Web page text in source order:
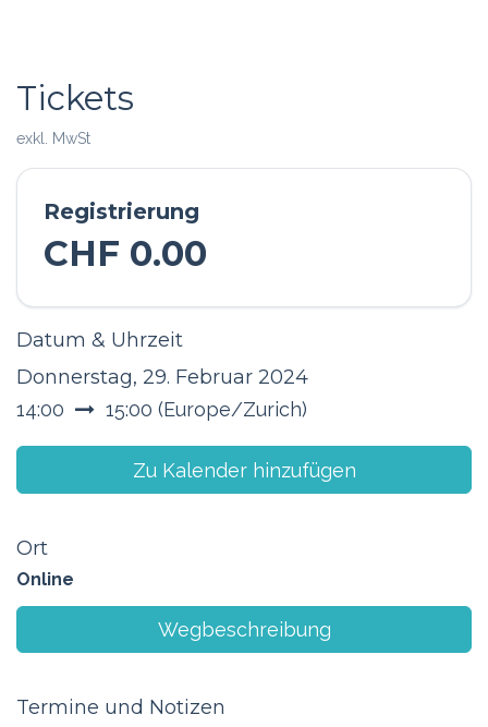
Tickets
exkl. MwSt
Registrierung
CHF 0.00
Datum & Uhrzeit
Donnerstag, 29. Februar 2024
14:00 15:00 (Europe/Zurich)
Zu Kalender hinzufügen
Ort
Online
Wegbeschreibung
Termine und Notizen